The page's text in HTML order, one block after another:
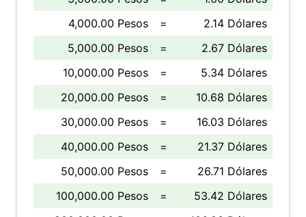
4,000.00 Pesos
=
2.14 Dólares
5,000.00 Pesos
=
2.67 Dólares
10,000.00 Pesos
=
5.34 Dólares
20,000.00 Pesos
=
10.68 Dólares
30,000.00 Pesos
=
16.03 Dólares
40,000.00 Pesos
=
21.37 Dólares
50,000.00 Pesos
=
26.71 Dólares
100,000.00 Pesos
=
53.42 Dólares